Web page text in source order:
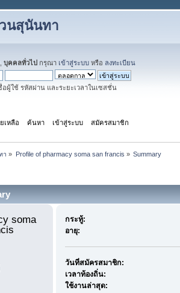
นสุนันทา
บุคคลทั่วไป กรุณา เข้าสู่ระบบ หรือ ลงทะเบียน
อผู้ใช้ รหัสผ่าน และระยะเวลาในเซสชั่น
เหลือ ค้นหา เข้าสู่ระบบ สมัครสมาชิก
า » Profile of pharmacy soma san francis » Summary
soma
กระทู้:
อายุ:
วันที่สมัครสมาชิก:
เวลาท้องถิ่น:
ใช้งานล่าสุด: